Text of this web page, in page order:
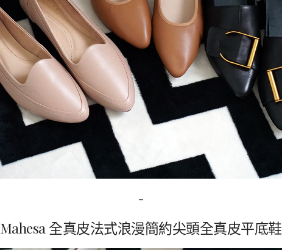
–
Mahesa 全真皮法式浪漫簡約尖頭全真皮平底鞋